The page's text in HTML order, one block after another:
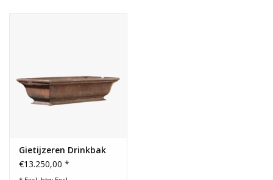
Gietijzeren Drinkbak
€13.250,00 *